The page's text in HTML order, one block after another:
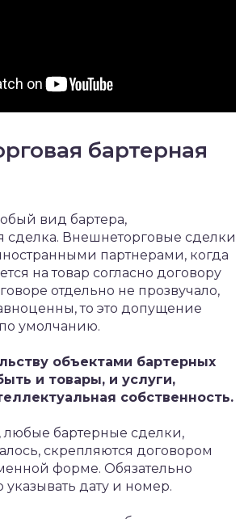
бартерная
вид бартера,
сделка. Внешнеторговые сделки
партнерами, когда
на товар согласно договору
отдельно не прозвучало,
то это допущение
умолчанию.
объектами бартерных
и товары, и услуги,
собственность.
любые бартерные сделки,
скрепляются договором
форме. Обязательно
указывать дату и номер.